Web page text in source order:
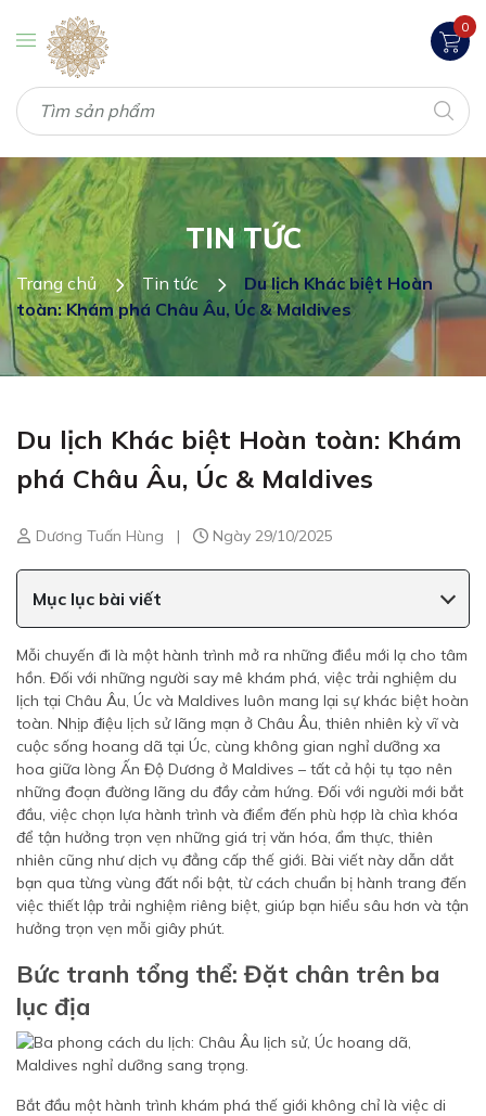
0
TIN TỨC
Trang chủ Tin tức
Du lịch Khác biệt Hoàn
toàn: Khám phá Châu Âu, Úc & Maldives
Du lịch Khác biệt Hoàn toàn: Khám
phá Châu Âu, Úc & Maldives
Dương Tuấn Hùng | Ngày 29/10/2025
Mục lục bài viết
Mỗi chuyến đi là một hành trình mở ra những điều mới lạ cho tâm
hồn. Đối với những người say mê khám phá, việc trải nghiệm du
lịch tại Châu Âu, Úc và Maldives luôn mang lại sự khác biệt hoàn
toàn. Nhịp điệu lịch sử lãng mạn ở Châu Âu, thiên nhiên kỳ vĩ và
cuộc sống hoang dã tại Úc, cùng không gian nghỉ dưỡng xa
hoa giữa lòng Ấn Độ Dương ở Maldives – tất cả hội tụ tạo nên
những đoạn đường lãng du đầy cảm hứng. Đối với người mới bắt
đầu, việc chọn lựa hành trình và điểm đến phù hợp là chìa khóa
để tận hưởng trọn vẹn những giá trị văn hóa, ẩm thực, thiên
nhiên cũng như dịch vụ đẳng cấp thế giới. Bài viết này dẫn dắt
bạn qua từng vùng đất nổi bật, từ cách chuẩn bị hành trang đến
việc thiết lập trải nghiệm riêng biệt, giúp bạn hiểu sâu hơn và tận
hưởng trọn vẹn mỗi giây phút.
Bức tranh tổng thể: Đặt chân trên ba
lục địa
Bắt đầu một hành trình khám phá thế giới không chỉ là việc di